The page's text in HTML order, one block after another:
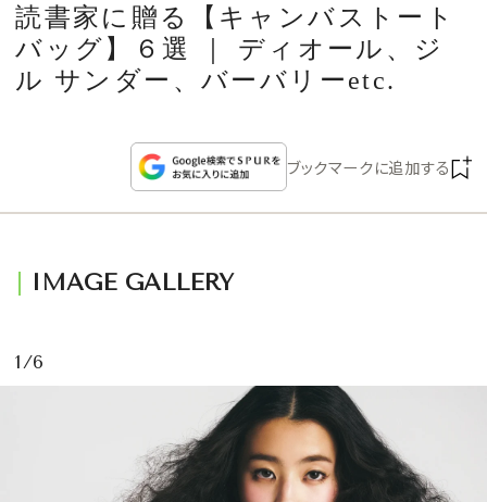
LIFESTYLE
CULTURE
CELEBRITY
WEDDING
MAGAZINE
読書家に贈る【キャンバストート
バッグ】６選 ｜ ディオール、ジ
ル サンダー、バーバリーetc.
ブックマークに追加する
IMAGE GALLERY
1/6